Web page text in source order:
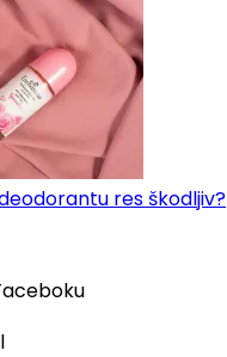
res škodljiv?